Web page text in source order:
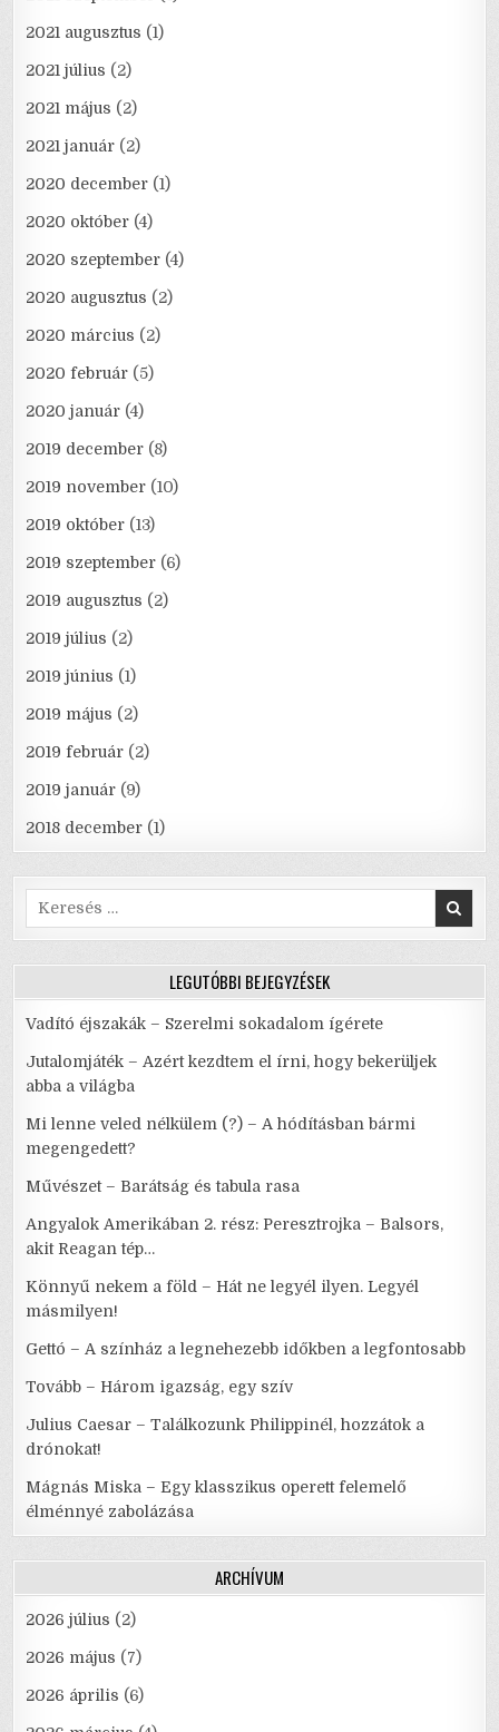
2021 augusztus (1)
2021 július (2)
2021 május (2)
2021 január (2)
2020 december (1)
2020 október (4)
2020 szeptember (4)
2020 augusztus (2)
2020 március (2)
2020 február (5)
2020 január (4)
2019 december (8)
2019 november (10)
2019 október (13)
2019 szeptember (6)
2019 augusztus (2)
2019 július (2)
2019 június (1)
2019 május (2)
2019 február (2)
2019 január (9)
2018 december (1)
Search
for:
LEGUTÓBBI BEJEGYZÉSEK
Vadító éjszakák – Szerelmi sokadalom ígérete
Jutalomjáték – Azért kezdtem el írni, hogy bekerüljek
abba a világba
Mi lenne veled nélkülem (?) – A hódításban bármi
megengedett?
Művészet – Barátság és tabula rasa
Angyalok Amerikában 2. rész: Peresztrojka – Balsors,
akit Reagan tép…
Könnyű nekem a föld – Hát ne legyél ilyen. Legyél
másmilyen!
Gettó – A színház a legnehezebb időkben a legfontosabb
Tovább – Három igazság, egy szív
Julius Caesar – Találkozunk Philippinél, hozzátok a
drónokat!
Mágnás Miska – Egy klasszikus operett felemelő
élménnyé zabolázása
ARCHÍVUM
2026 július (2)
2026 május (7)
2026 április (6)